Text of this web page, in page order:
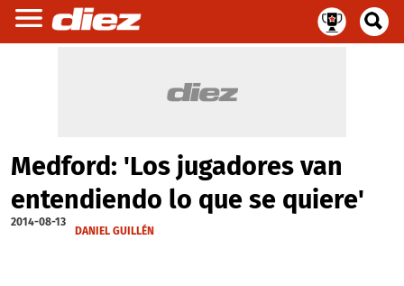
Medford: 'Los jugadores van
entendiendo lo que se quiere'
2014-08-13
DANIEL GUILLÉN